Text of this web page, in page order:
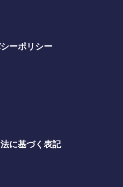
ーポリシー
に基づく表記